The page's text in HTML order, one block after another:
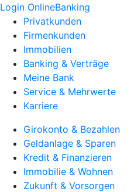
Login OnlineBanking
Privatkunden
Firmenkunden
Immobilien
Banking & Verträge
Meine Bank
Service & Mehrwerte
Karriere
Girokonto & Bezahlen
Geldanlage & Sparen
Kredit & Finanzieren
Immobilie & Wohnen
Zukunft & Vorsorgen